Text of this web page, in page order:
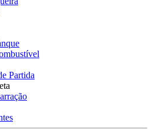
Partida